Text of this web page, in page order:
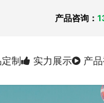
制 实力展示 产
产品咨询：